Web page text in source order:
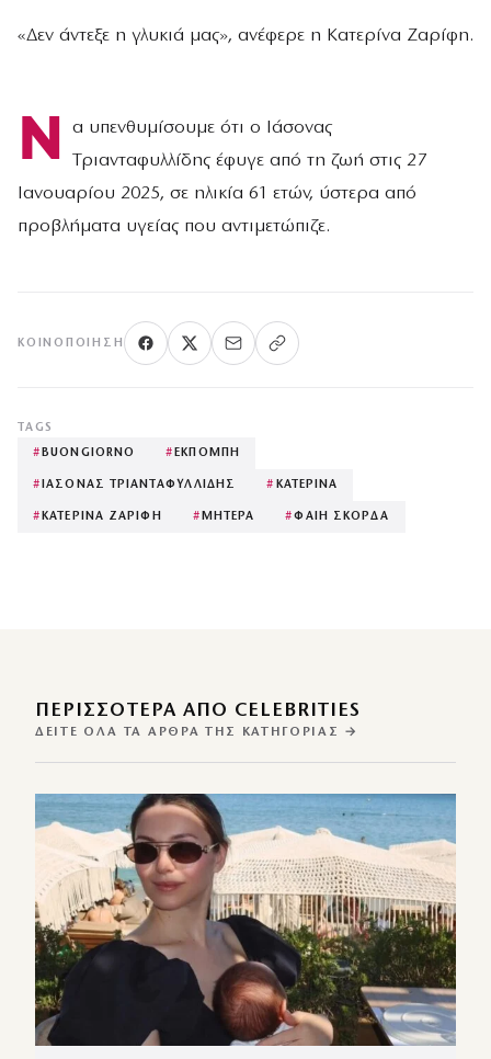
«Δεν άντεξε η γλυκιά μας», ανέφερε η Κατερίνα Ζαρίφη.
Ν
α υπενθυμίσουμε ότι ο Ιάσονας
Τριανταφυλλίδης έφυγε από τη ζωή στις 27
Ιανουαρίου 2025, σε ηλικία 61 ετών, ύστερα από
προβλήματα υγείας που αντιμετώπιζε.
ΚΟΙΝΟΠΟΊΗΣΗ
TAGS
# BUONGIORNO # ΕΚΠΟΜΠΗ
# ΙΑΣΟΝΑΣ ΤΡΙΑΝΤΑΦΥΛΛΙΔΗΣ # ΚΑΤΕΡΙΝΑ
# ΚΑΤΕΡΙΝΑ ΖΑΡΙΦΗ # ΜΗΤΕΡΑ #ΦΑΙΗ ΣΚΟΡΔΑ
ΠΕΡΙΣΣΌΤΕΡΑ ΑΠΌ CELEBRITIES
ΔΕΊΤΕ ΌΛΑ ΤΑ ΆΡΘΡΑ ΤΗΣ ΚΑΤΗΓΟΡΊΑΣ →